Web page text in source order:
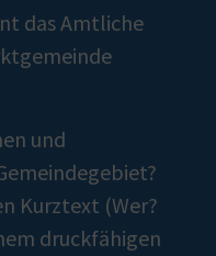
das Amtliche
und
Kurztext (Wer?
druckfähigen